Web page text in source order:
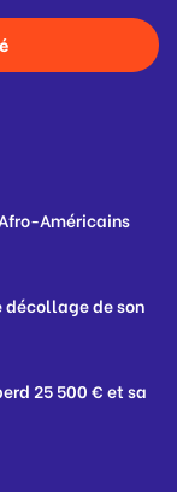
Américains
de son
25 500 € et sa